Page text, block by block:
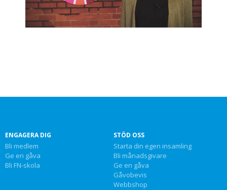
ENGAGERA DIG
Bli medlem
Ge en gåva
Bli FN-skola
STÖD OSS
Starta din egen insamling
Bli månadsgivare
Ge en gåva
Gåvobevis
Webbshop